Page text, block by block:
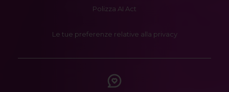
Polizza AI Act
Le tue preferenze relative alla privacy